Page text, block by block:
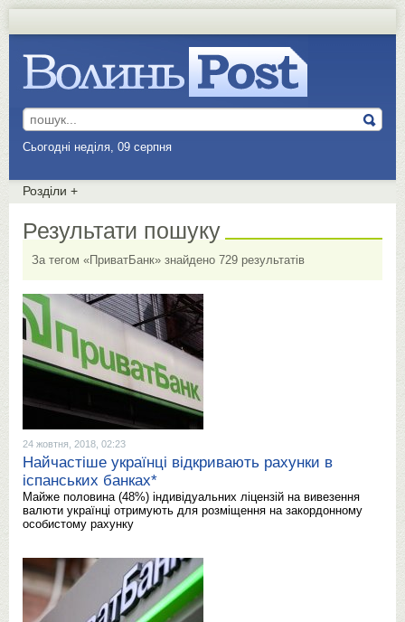
Сьогодні неділя, 09 серпня
Розділи +
Результати пошуку
За тегом «ПриватБанк» знайдено 729 результатів
24 жовтня, 2018, 02:23
Найчастіше українці відкривають рахунки в
іспанських банках*
Майже половина (48%) індивідуальних ліцензій на вивезення
валюти українці отримують для розміщення на закордонному
особистому рахунку